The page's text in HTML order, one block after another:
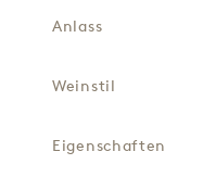
Anlass
Weinstil
Eigenschaften